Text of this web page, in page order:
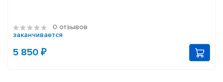
0 отзывов
заканчивается
5 850 ₽